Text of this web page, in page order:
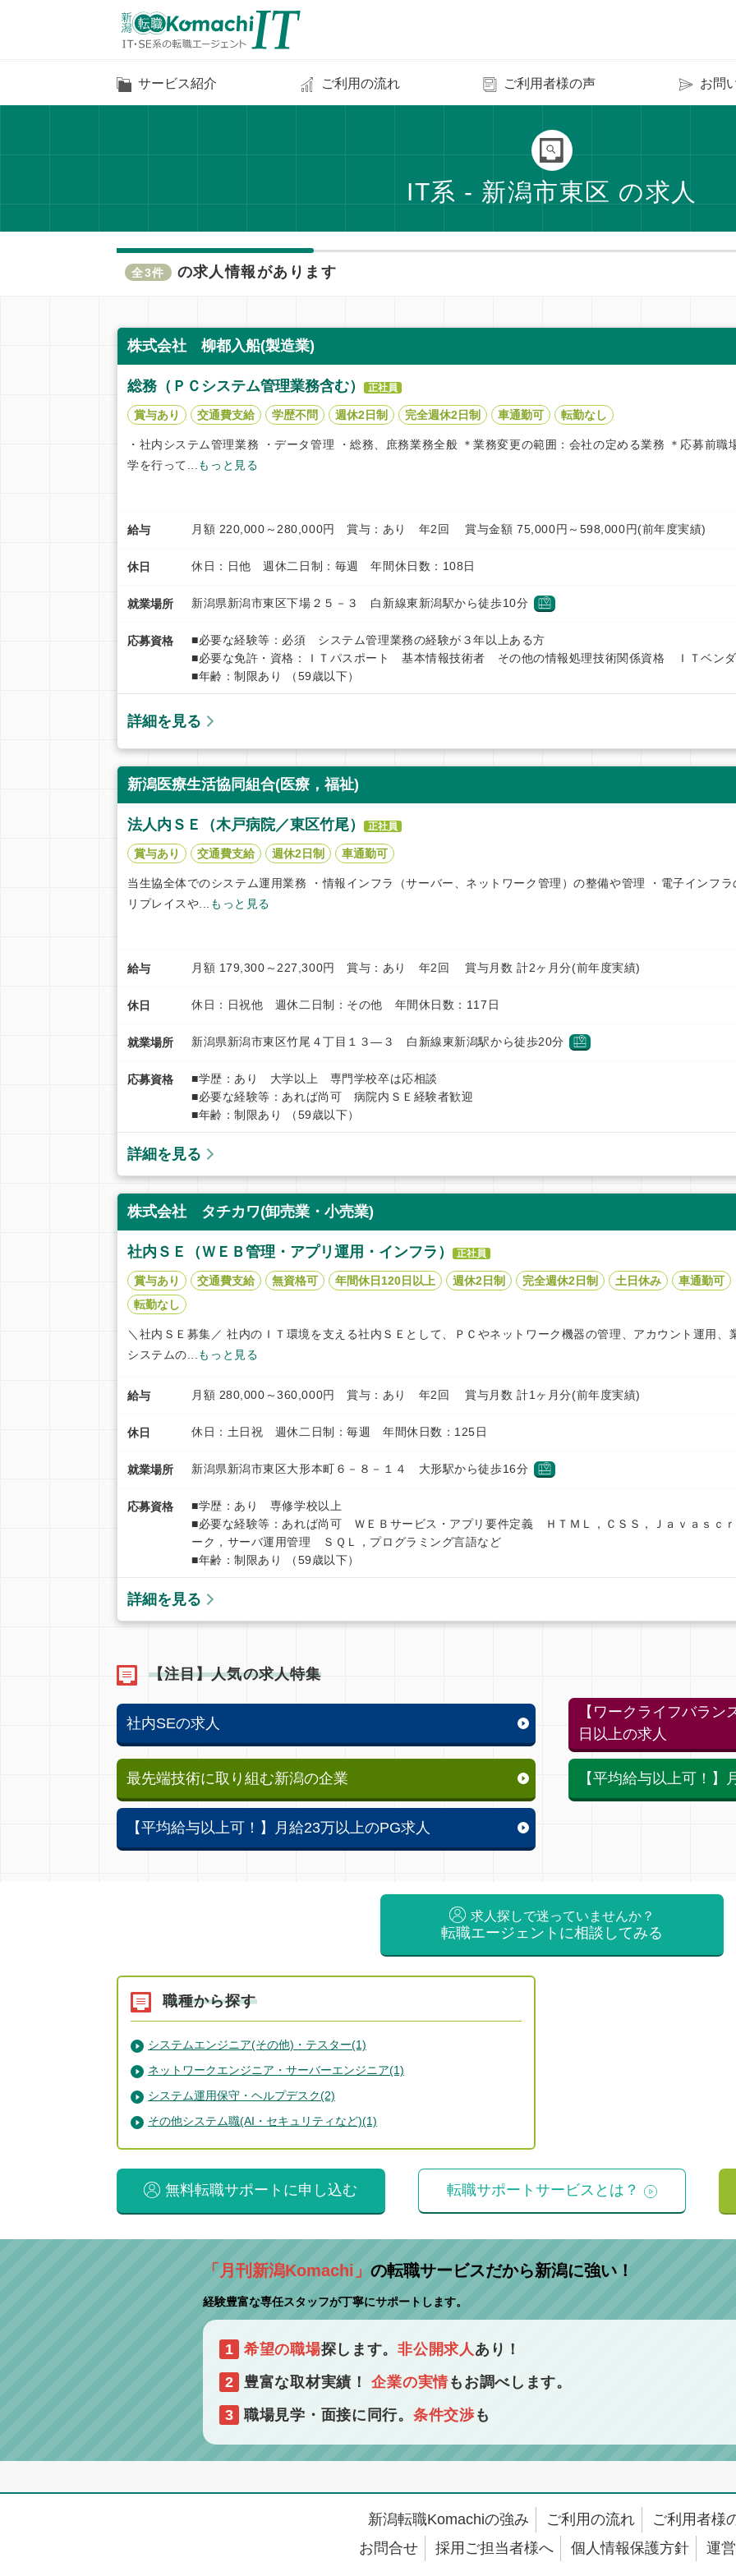
サービス紹介 ご利用の流れ ご利用者様の声 お問
IT系 - 新潟市東区 の求人
全3件 の求人情報があります
株式会社 柳都入船(製造業)
総務（ＰＣシステム管理業務含む） 正社員
賞与あり 交通費支給 学歴不問 週休2日制 完全週休2日制 車通勤可 転勤なし
・社内システム管理業務 ・データ管理 ・総務、庶務業務全般 ＊業務変更の範囲：会社の定める業務 ＊応募前職
学を行って... もっと見る
給与 月額 220,000～280,000円 賞与：あり 年2回 賞与金額 75,000円～598,000円(前年度実績)
休日 休日：日他 週休二日制：毎週 年間休日数：108日
就業場所 新潟県新潟市東区下場２５－３ 白新線東新潟駅から徒歩10分
応募資格
■必要な経験等：必須 システム管理業務の経験が３年以上ある方
■必要な免許・資格：ＩＴパスポート 基本情報技術者 その他の情報処理技術関係資格 ＩＴベン
■年齢：制限あり （59歳以下）
詳細を見る
新潟医療生活協同組合(医療，福祉)
法人内ＳＥ（木戸病院／東区竹尾） 正社員
賞与あり 交通費支給 週休2日制 車通勤可
当生協全体でのシステム運用業務 ・情報インフラ（サーバー、ネットワーク管理）の整備や管理 ・電子インフラ
リプレイスや...
もっと見る
給与 月額 179,300～227,300円 賞与：あり 年2回 賞与月数 計2ヶ月分(前年度実績)
休日 休日：日祝他 週休二日制：その他 年間休日数：117日
就業場所 新潟県新潟市東区竹尾４丁目１３―３ 白新線東新潟駅から徒歩20分
応募資格
■学歴：あり 大学以上 専門学校卒は応相談
■必要な経験等：あれば尚可 病院内ＳＥ経験者歓迎
■年齢：制限あり （59歳以下）
詳細を見る
株式会社 タチカワ(卸売業・小売業)
社内ＳＥ（ＷＥＢ管理・アプリ運用・インフラ） 正社員
賞与あり 交通費支給 無資格可 年間休日120日以上 週休2日制 完全週休2日制 土日休み
車通勤可
転勤なし
＼社内ＳＥ募集／ 社内のＩＴ環境を支える社内ＳＥとして、ＰＣやネットワーク機器の管理、アカウント運用、
システムの... もっと見る
給与 月額 280,000～360,000円 賞与：あり 年2回 賞与月数 計1ヶ月分(前年度実績)
休日 休日：土日祝 週休二日制：毎週 年間休日数：125日
就業場所 新潟県新潟市東区大形本町６－８－１４ 大形駅から徒歩16分
応募資格
■学歴：あり 専修学校以上
■必要な経験等：あれば尚可 ＷＥＢサービス・アプリ要件定義 ＨＴＭＬ，ＣＳＳ，Ｊａｖａｓｃ
ーク，サーバ運用管理 ＳＱＬ，プログラミング言語など
■年齢：制限あり （59歳以下）
詳細を見る
【注目】人気の求人特集
社内SEの求人
【ワークライフバラ
日以上の求人
最先端技術に取り組む新潟の企業 【平均給与以上可！
【平均給与以上可！】月給23万以上のPG求人
求人探しで迷っていませんか？
転職エージェントに相談してみる
職種から探す
システムエンジニア(その他)・テスター(1)
ネットワークエンジニア・サーバーエンジニア(1)
システム運用保守・ヘルプデスク(2)
その他システム職(AI・セキュリティなど)(1)
無料転職サポートに申し込む 転職サポートサービスとは？
「月刊新潟Komachi」 の転職サービスだから新潟に強い！
経験豊富な専任スタッフが丁寧にサポートします。
1 希望の職場探します。非公開求人 あり！
2
豊富な取材実績！企業の実情もお調べします。
3
職場見学・面接に同行。 条件交渉も
新潟転職Komachiの強み ご利用の流れ
ご利用者様
お問合せ
採用ご担当者様へ 個人情報保護方針 運